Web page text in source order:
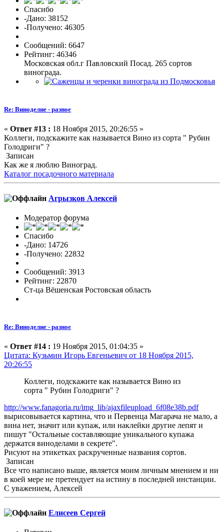
Спасибо
-Дано: 38152
-Получено: 46305
Сообщений: 6647
Рейтинг: 46346
Московская обл.г Павловский Посад. 265 сортов
винограда.
Re: Виноделие - разное
« Ответ #13 : 18 Ноября 2015, 20:26:55 »
Коллеги, подскажите как называется Вино из сорта " Рубин
Голодриги" ?
Записан
Как же я люблю Виноград.
Каталог посадочного материала
Агрызков Алексей
Модератор форума
Спасибо
-Дано: 14726
-Получено: 22832
Сообщений: 3913
Рейтинг: 22870
Ст-ца Вёшенская Ростовская область
Re: Виноделие - разное
« Ответ #14 : 19 Ноября 2015, 01:04:35 »
Цитата: Кузьмин Игорь Евгеньевич от 18 Ноября 2015,
20:26:55
Коллеги, подскажите как называется Вино из
сорта " Рубин Голодриги" ?
http://www.fanagoria.ru/img_lib/ajaxfileupload_6f08e38b.pdf
вырисовывается картина, что и Первенца Магарача не мало, а
вина нет, значит или купаж, или наклейки другие лепят и
пишут "Остальные составляющие уникального купажа
держатся виноделами в секрете".
Рисуют на этикетках раскрученные названия сортов.
Записан
Все что написано выше, является моим личным мнением и ни
в коей мере не претендует на истину в последней инстанции.
С уважением, Алексей
Елисеев Сергей